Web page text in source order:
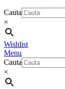
Cauta
×
Wishlist
Menu
Cauta
×